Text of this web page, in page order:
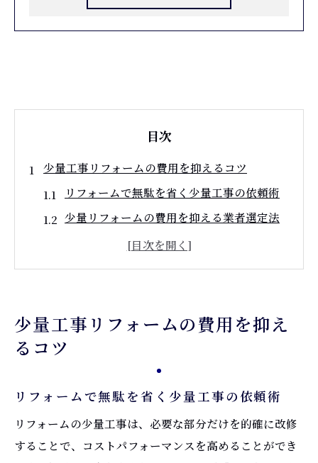
目次
少量工事リフォームの費用を抑えるコツ
リフォームで無駄を省く少量工事の依頼術
少量リフォームの費用を抑える業者選定法
建設業許可不要なリフォームの賢い活用法
小規模リフォームに適した見積もり比較術
範囲の考え方
建設業許可不要なリフォーム工事の選び方
ポイント
建設業許可不要リフォームのメリットと注
少量工事リフォームの費用を抑え
るコツ
リフォームで無駄を省く少量工事の依頼術
リフォームの少量工事は、必要な部分だけを的確に改修
することで、コストパフォーマンスを高めることができ